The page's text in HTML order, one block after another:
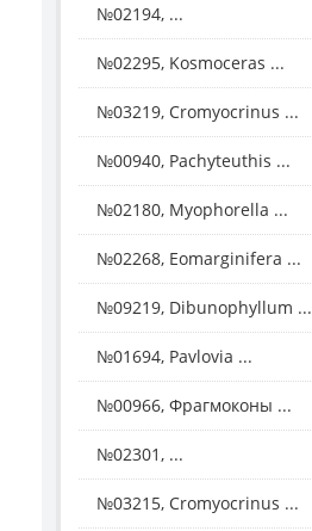
№02194, ...
№02295, Kosmoceras ...
№03219, Cromyocrinus ...
№00940, Pachyteuthis ...
№02180, Myophorella ...
№02268, Eomarginifera ...
№09219, Dibunophyllum ...
№01694, Pavlovia ...
№00966, Фрагмоконы ...
№02301, ...
№03215, Cromyocrinus ...